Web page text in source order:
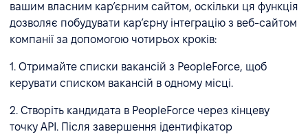
вашим власним кар’єрним сайтом, оскільки ця функція
дозволяє побудувати кар’єрну інтеграцію з веб-сайтом
компанії за допомогою чотирьох кроків:
1. Отримайте списки вакансій з PeopleForce, щоб
керувати списком вакансій в одному місці.
2. Створіть кандидата в PeopleForce через кінцеву
точку API. Після завершення ідентифікатор